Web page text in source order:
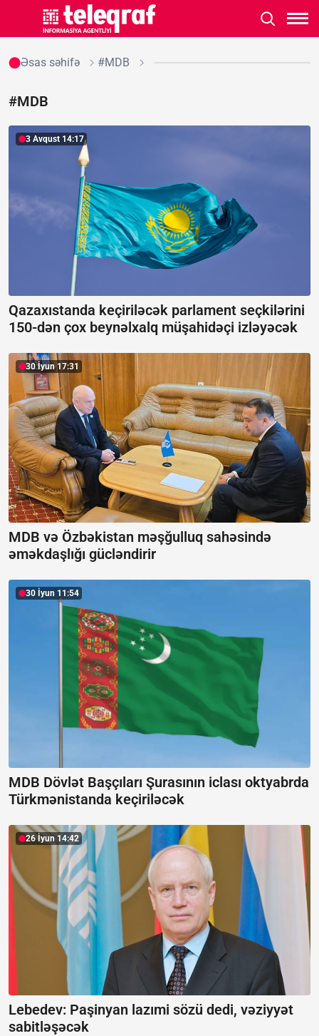
Əsas səhifə #MDB
#MDB
3 Avqust 14:17
Qazaxıstanda keçiriləcək parlament seçkilərini
150-dən çox beynəlxalq müşahidəçi izləyəcək
30 İyun 17:31
MDB və Özbəkistan məşğulluq sahəsində
əməkdaşlığı gücləndirir
30 İyun 11:54
MDB Dövlət Başçıları Şurasının iclası oktyabrda
Türkmənistanda keçiriləcək
26 İyun 14:42
Lebedev: Paşinyan lazımi sözü dedi, vəziyyət
sabitləşəcək